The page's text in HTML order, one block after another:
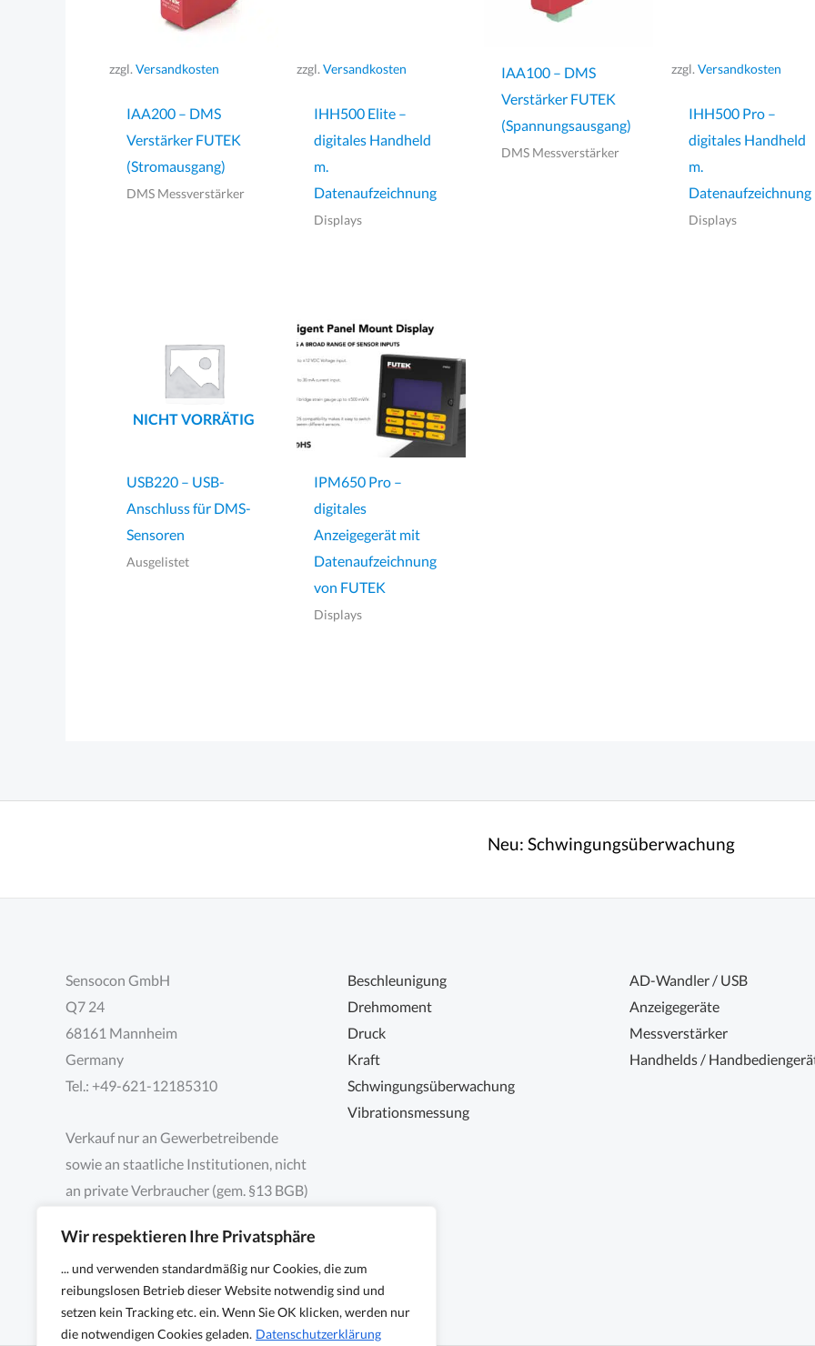
Wir respektieren Ihre Privatsphäre
... und verwenden standardmäßig nur Cookies, die zum
reibungslosen Betrieb dieser Website notwendig sind und
setzen kein Tracking etc. ein. Wenn Sie OK klicken, werden nur
die notwendigen Cookies geladen. Datenschutzerklärung
zzgl. Versandkosten
IAA200 – DMS
Verstärker FUTEK
(Stromausgang)
DMS Messverstärker
zzgl. Versandkosten
IHH500 Elite –
digitales Handheld
m.
Datenaufzeichnung
Displays
IAA100 – DMS
Verstärker FUTEK
(Spannungsausgang)
DMS Messverstärker
zzgl. Versandkosten
IHH500 Pro –
digitales Handheld
m.
Datenaufzeichnung
Displays
NICHT VORRÄTIG
USB220 – USB-
Anschluss für DMS-
Sensoren
Ausgelistet
IPM650 Pro –
digitales
Anzeigegerät mit
Datenaufzeichnung
von FUTEK
Displays
Neu: Schwingungsüberwachung
Sensocon GmbH
Q7 24
68161 Mannheim
Germany
Tel.: +49-621-12185310
Verkauf nur an Gewerbetreibende
sowie an staatliche Institutionen, nicht
an private Verbraucher (gem. §13 BGB)
Beschleunigung
Drehmoment
Druck
Kraft
Schwingungsüberwachung
Vibrationsmessung
AD-Wandler / USB
Anzeigegeräte
Messverstärker
Handhelds /